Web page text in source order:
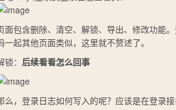
面包含删除、清空、解锁、导出、修改功能
一起其他页面类似，这里就不赘述了。
锁： 后续看看怎么回事
么，登录日志如何写入的呢？应该是在登录